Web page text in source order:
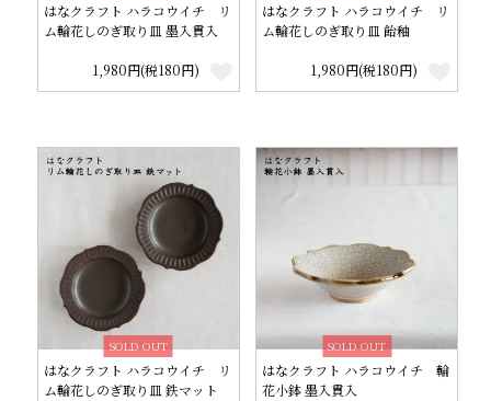
はなクラフト ハラコウイチ リ
ム輪花しのぎ取り皿 墨入貫入
1,980円(税180円)
はなクラフト ハラコウイチ リ
ム輪花しのぎ取り皿 飴釉
1,980円(税180円)
SOLD OUT
はなクラフト ハラコウイチ リ
ム輪花しのぎ取り皿 鉄マット
SOLD OUT
はなクラフト ハラコウイチ 輪
花小鉢 墨入貫入